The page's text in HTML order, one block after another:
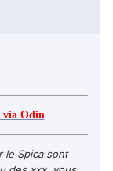
via Odin
le Spica sont